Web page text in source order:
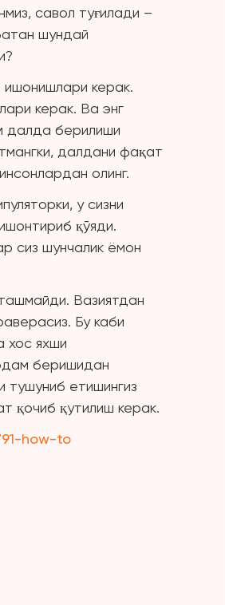
савол туғилади –
шундай
ишонишлари керак.
керак. Ва энг
далда берилиши
далдани фақат
олинг.
у сизни
қўяди.
сиз шунчалик ёмон
Вазиятдан
Бу каби
хос яхши
беришидан
тушуниб етишингиз
қочиб қутилиш керак.
how-to